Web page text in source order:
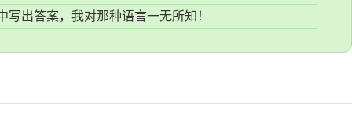
出答案，我对那种语言一无所知！